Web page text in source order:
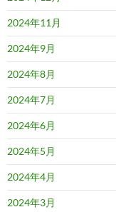
2024年11月
2024年9月
2024年8月
2024年7月
2024年6月
2024年5月
2024年4月
2024年3月